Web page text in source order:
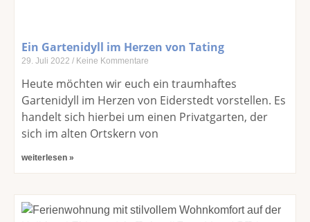
Ein Gartenidyll im Herzen von Tating
29. Juli 2022 Keine Kommentare
Heute möchten wir euch ein traumhaftes
Gartenidyll im Herzen von Eiderstedt vorstellen. Es
handelt sich hierbei um einen Privatgarten, der
sich im alten Ortskern von
weiterlesen »